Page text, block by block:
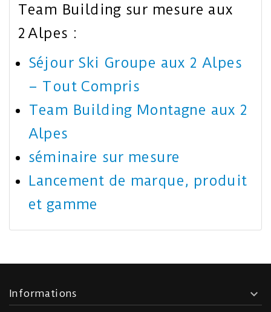
Team Building sur mesure aux
2 Alpes :
Séjour Ski Groupe aux 2 Alpes
– Tout Compris
Team Building Montagne aux 2
Alpes
séminaire sur mesure
Lancement de marque, produit
et gamme
Informations 